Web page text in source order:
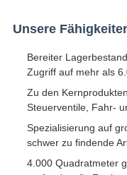
Unsere
Bereiter
Zugriff auf mehr als
Zu den
Steuerventile, Fahr-
Spezialisierung auf
schwer zu findende
4.000 Quadratmeter